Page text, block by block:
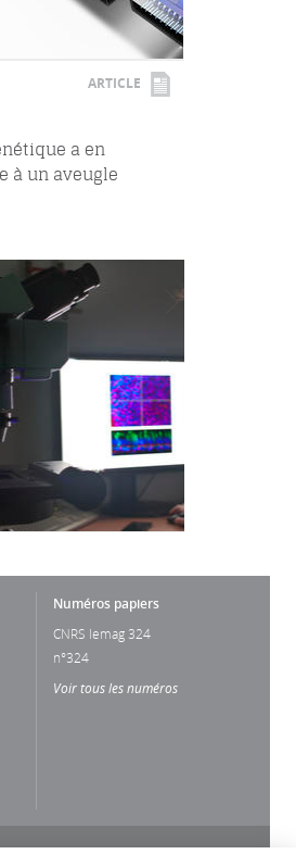
ARTICLE
a en
à un aveugle
Numéros papiers
CNRS lemag 324
n°324
Voir tous les numéros